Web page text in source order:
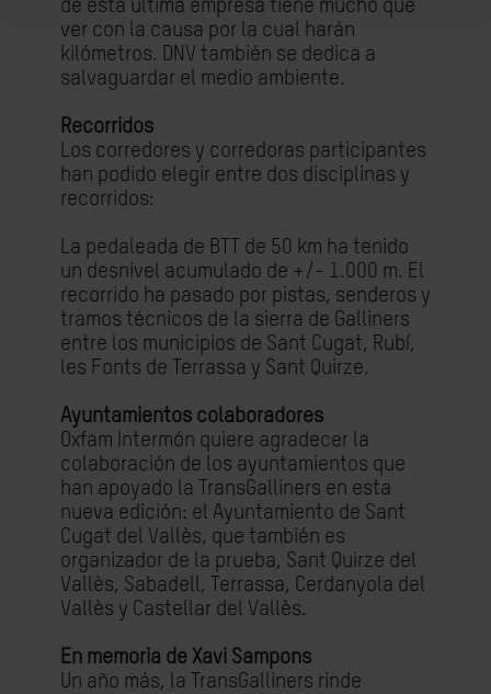
de esta última empresa tiene mucho que
ver con la causa por la cual harán
kilómetros. DNV también se dedica a
salvaguardar el medio ambiente.
Recorridos
Los corredores y corredoras participantes
han podido elegir entre dos disciplinas y
recorridos:
La pedaleada de BTT de 50 km ha tenido
un desnivel acumulado de +/- 1.000 m. El
recorrido ha pasado por pistas, senderos y
tramos técnicos de la sierra de Galliners
entre los municipios de Sant Cugat, Rubí,
les Fonts de Terrassa y Sant Quirze.
Ayuntamientos colaboradores
Oxfam Intermón quiere agradecer la
colaboración de los ayuntamientos que
han apoyado la TransGalliners en esta
nueva edición: el Ayuntamiento de Sant
Cugat del Vallès, que también es
organizador de la prueba, Sant Quirze del
Vallès, Sabadell, Terrassa, Cerdanyola del
Vallès y Castellar del Vallès.
En memoria de Xavi Sampons
Un año más, la TransGalliners rinde